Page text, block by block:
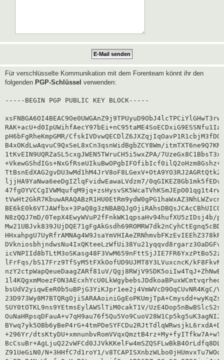
Für verschlüsselte Kommunikation mit dem Forenteam könnt ihr den
folgenden PGP-Schlüssel verwenden:
-----BEGIN PGP PUBLIC KEY BLOCK-----
pH6bFgRheKmpGMR/
B4xOKdLwAqvuC9QxSeL8xCn3qsnWidBgbZCY8Wm/
1tKvEIN9UQRZaSL5cxgJWEN5TWruCH5i5wxZPA/
ljjHA9YaNwa6eeDgIZlqFvidwEawaLVdzm7/
N8zQQJ7mD/0TepX4EwyWVuP2fFnkWK1qpsaHv94hufXU5zIDsj4b/
lFrFqs/bS17Frz9TfSyM5tFXkOofUD9UJMT8Y3LVuxcncK/
nzY2ctpWapQeueDaagZARf81uV/
bsUdV2yiqwEeR0b5uBPjG3YiKJpr1ee2j4VmWVcD9OqCUvNR4KgC/
SUY0tOTKL9ns9YEtmsEylAWSlTiM0cakT1V/
+296Yr/
Z91UeGiN0/N+3HHfC7d1roY1/